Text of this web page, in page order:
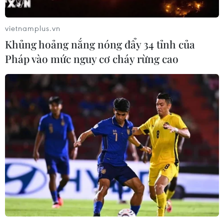
Hàm lượng thuỷ ngân sự cố Rạng Đông
nằm dưới ngưỡng giới hạn cho phép
17/09/2019 09:14
Liên quan tới sự cố Rạng Đông, thành phố Hà Nội cho
biết kết quả phân tích cho thấy hàm lượng thủy ngân
trung bình 24 giờ trong không khí đều nằm dưới
ngưỡng giới hạn cho phép.
vietnamplus.vn
Khủng hoảng nắng nóng đẩy 34 tỉnh của
Pháp vào mức nguy cơ cháy rừng cao